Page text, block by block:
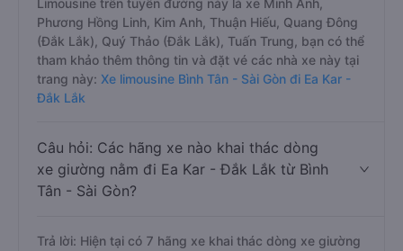
Limousine trên tuyến đường này là xe Minh Anh,
Phương Hồng Linh, Kim Anh, Thuận Hiếu, Quang Đông
(Đắk Lắk), Quý Thảo (Đắk Lắk), Tuấn Trung, bạn có thể
tham khảo thêm thông tin và đặt vé các nhà xe này tại
trang này: Xe limousine Bình Tân - Sài Gòn đi Ea Kar -
Đắk Lắk
Câu hỏi: Các hãng xe nào khai thác dòng
xe giường nằm đi Ea Kar - Đắk Lắk từ Bình
Tân - Sài Gòn?
Trả lời: Hiện tại có 7 hãng xe khai thác dòng xe giường